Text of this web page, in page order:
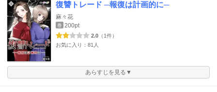
復讐トレード ─報復は計画的に─
麻々花
巻 200pt
2.0 （1件）
お気に入り：81人
あらすじを見る▼